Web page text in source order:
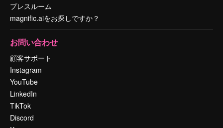
プレスルーム
magnific.aiをお探しですか？
お問い合わせ
顧客サポート
Instagram
YouTube
LinkedIn
TikTok
Discord